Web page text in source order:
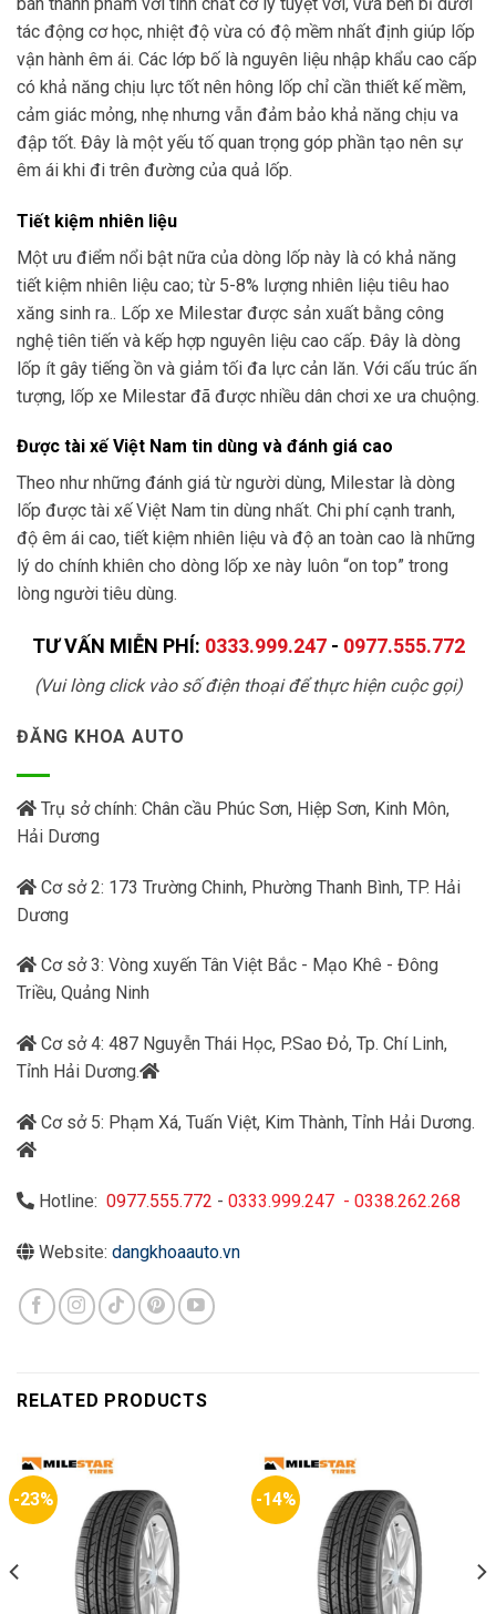
tác động cơ học, nhiệt độ vừa có độ mềm nhất định giúp lốp
vận hành êm ái. Các lớp bố là nguyên liệu nhập khẩu cao cấp
có khả năng chịu lực tốt nên hông lốp chỉ cần thiết kế mềm,
cảm giác mỏng, nhẹ nhưng vẫn đảm bảo khả năng chịu va
đập tốt. Đây là một yếu tố quan trọng góp phần tạo nên sự
êm ái khi đi trên đường của quả lốp.
Tiết kiệm nhiên liệu
Một ưu điểm nổi bật nữa của dòng lốp này là có khả năng
tiết kiệm nhiên liệu cao; từ 5-8% lượng nhiên liệu tiêu hao
xăng sinh ra.. Lốp xe Milestar được sản xuất bằng công
nghệ tiên tiến và kếp hợp nguyên liệu cao cấp. Đây là dòng
lốp ít gây tiếng ồn và giảm tối đa lực cản lăn. Với cấu trúc ấn
tượng, lốp xe Milestar đã được nhiều dân chơi xe ưa chuộng.
Được tài xế Việt Nam tin dùng và đánh giá cao
Theo như những đánh giá từ người dùng, Milestar là dòng
lốp được tài xế Việt Nam tin dùng nhất. Chi phí cạnh tranh,
độ êm ái cao, tiết kiệm nhiên liệu và độ an toàn cao là những
lý do chính khiên cho dòng lốp xe này luôn “on top” trong
lòng người tiêu dùng.
TƯ VẤN MIỄN PHÍ: 0333.999.247- 0977.555.772
(Vui lòng click vào số điện thoại để thực hiện cuộc gọi)
ĐĂNG KHOA AUTO
Trụ sở chính: Chân cầu Phúc Sơn, Hiệp Sơn, Kinh Môn,
Hải Dương
Cơ sở 2: 173 Trường Chinh, Phường Thanh Bình, TP. Hải
Dương
Cơ sở 3: Vòng xuyến Tân Việt Bắc - Mạo Khê - Đông
Triều, Quảng Ninh
Cơ sở 4: 487 Nguyễn Thái Học, P.Sao Đỏ, Tp. Chí Linh,
Tỉnh Hải Dương.
Cơ sở 5: Phạm Xá, Tuấn Việt, Kim Thành, Tỉnh Hải Dương.
Hotline: 0977.555.772 - 0333.999.247 - 0338.262.268
Website: dangkhoaauto.vn
RELATED PRODUCTS
-23% -14%